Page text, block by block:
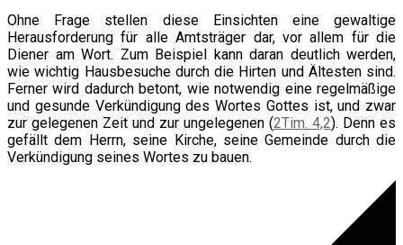
Ohne Frage stellen diese Einsichten eine gewaltige
Herausforderung für alle Amtsträger dar, vor allem für die
Diener am Wort. Zum Beispiel kann daran deutlich werden,
wie wichtig Hausbesuche durch die Hirten und Ältesten sind.
Ferner wird dadurch betont, wie notwendig eine regelmäßige
und gesunde Verkündigung des Wortes Gottes ist, und zwar
zur gelegenen Zeit und zur ungelegenen (2Tim. 4,2). Denn es
gefällt dem Herrn, seine Kirche, seine Gemeinde durch die
Verkündigung seines Wortes zu bauen.